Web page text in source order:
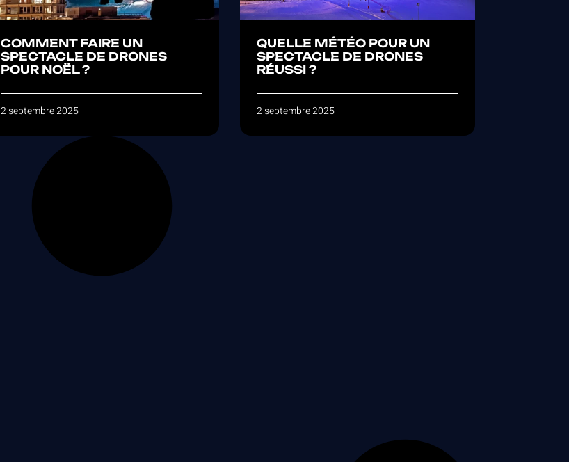
COMMENT FAIRE UN
SPECTACLE DE DRONES
POUR NOËL ?
2 septembre 2025
QUELLE MÉTÉO POUR UN
SPECTACLE DE DRONES
RÉUSSI ?
2 septembre 2025